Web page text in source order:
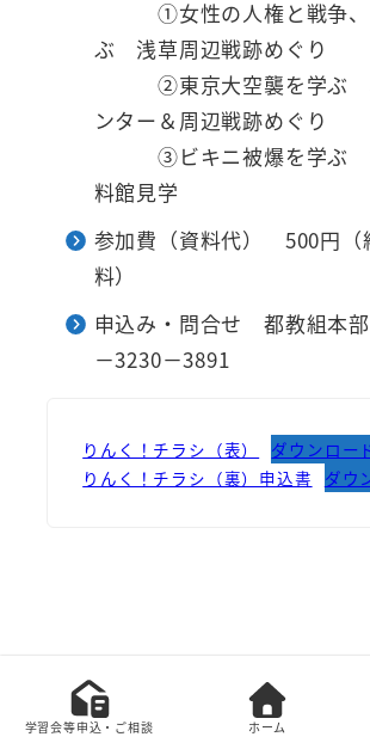
①女性の人権と戦争、
ぶ 浅草周辺戦跡めぐり
②東京大空襲を学ぶ
ンター＆周辺戦跡めぐり
③ビキニ被爆を学ぶ
料館見学
参加費（資料代） 500円（
料）
申込み・問合せ 都教組本
－3230－3891
りんく！チラシ（表）
ダウンロー
りんく！チラシ（裏）申込書
ダウ
本サイト上の全てのコンテンツの無
す。
学習会等申込・ご相談 ホーム